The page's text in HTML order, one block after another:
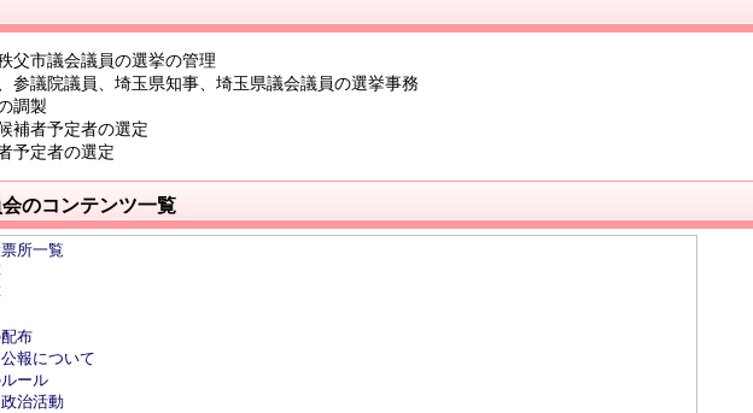
父市議会議員の選挙の管理
参議院議員、埼玉県知事、埼玉県議会議員の選挙事務
調製
補者予定者の選定
予定者の選定
のコンテンツ一覧
所一覧
布
報について
ール
治活動